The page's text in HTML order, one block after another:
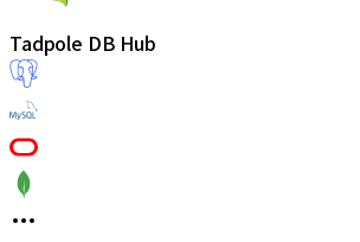
Tadpole DB Hub